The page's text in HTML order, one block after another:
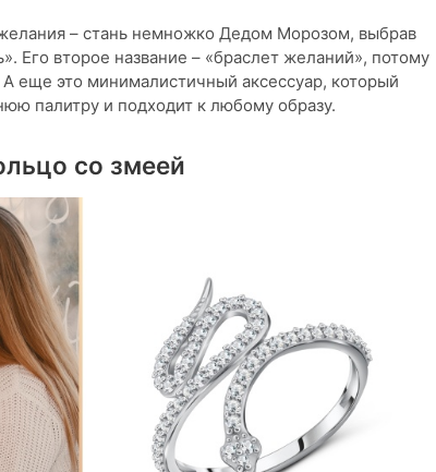
– стань немножко Дедом Морозом, выбрав
Его второе название – «браслет желаний», потому
еще это минималистичный аксессуар, который
палитру и подходит к любому образу.
со змеей